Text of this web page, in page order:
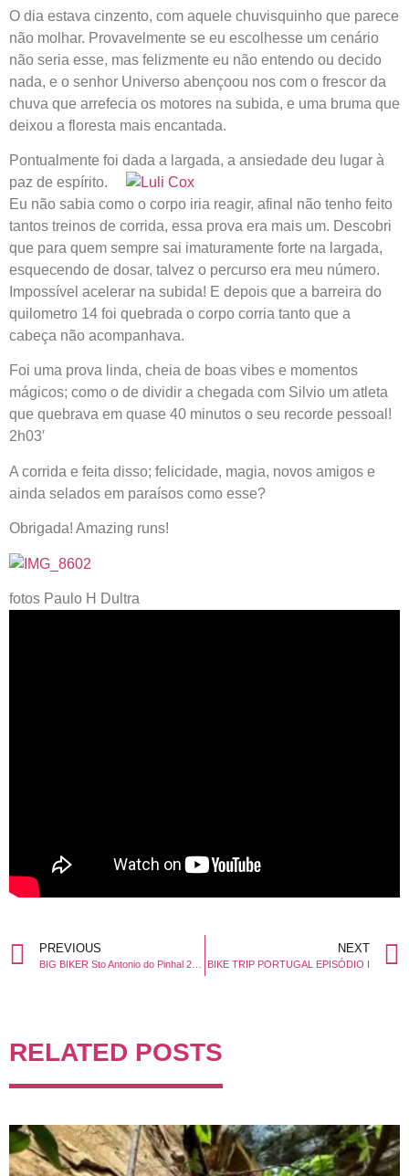
O dia estava cinzento, com aquele chuvisquinho que parece
não molhar. Provavelmente se eu escolhesse um cenário
não seria esse, mas felizmente eu não entendo ou decido
nada, e o senhor Universo abençoou nos com o frescor da
chuva que arrefecia os motores na subida, e uma bruma que
deixou a floresta mais encantada.
Pontualmente foi dada a largada, a ansiedade deu lugar à
paz de espírito.
Eu não sabia como o corpo iria reagir, afinal não tenho feito
tantos treinos de corrida, essa prova era mais um. Descobri
que para quem sempre sai imaturamente forte na largada,
esquecendo de dosar, talvez o percurso era meu número.
Impossível acelerar na subida! E depois que a barreira do
quilometro 14 foi quebrada o corpo corria tanto que a
cabeça não acompanhava.
Foi uma prova linda, cheia de boas vibes e momentos
mágicos; como o de dividir a chegada com Silvio um atleta
que quebrava em quase 40 minutos o seu recorde pessoal!
2h03′
A corrida e feita disso; felicidade, magia, novos amigos e
ainda selados em paraísos como esse?
Obrigada! Amazing runs!
fotos Paulo H Dultra
PREVIOUS NEXT
BIKE TRIP PORTUGAL EPISÓDIO I
RELATED POSTS